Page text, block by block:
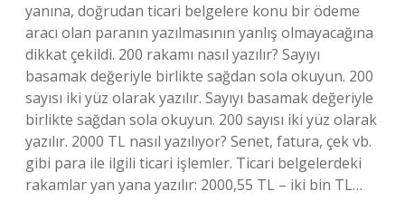
yanına, doğrudan ticari belgelere konu bir ödeme
aracı olan paranın yazılmasının yanlış olmayacağına
dikkat çekildi. 200 rakamı nasıl yazılır? Sayıyı
basamak değeriyle birlikte sağdan sola okuyun. 200
sayısı iki yüz olarak yazılır. Sayıyı basamak değeriyle
birlikte sağdan sola okuyun. 200 sayısı iki yüz olarak
yazılır. 2000 TL nasıl yazılıyor? Senet, fatura, çek vb.
gibi para ile ilgili ticari işlemler. Ticari belgelerdeki
rakamlar yan yana yazılır: 2000,55 TL – iki bin TL…